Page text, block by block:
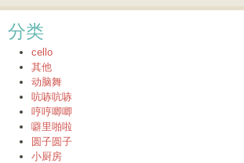
分类
cello
其他
动脑舞
吭哧吭哧
哼哼唧唧
噼里啪啦
圆子圆子
小厨房